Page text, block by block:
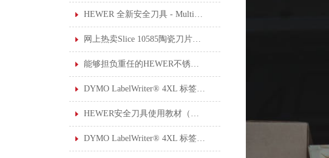
HEWER 全新安全刀具 - MultiSAFE HK-2200
网上热卖Slice 10585陶瓷刀片安全小刀
能够担负重任的HEWER不锈钢厨房剪刀
DYMO LabelWriter® 4XL 标签打印机
HEWER安全刀具使用教材（一）: 使用安全刀具的 6 个安全提示
DYMO LabelWriter® 4XL 标签打印机于工作环境中的应用